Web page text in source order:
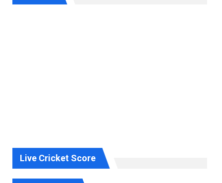
Live Cricket Score